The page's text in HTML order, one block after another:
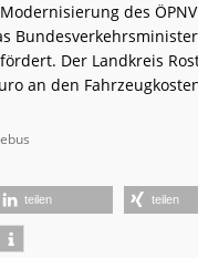
des
Der Landkreis
an den
teilen teilen